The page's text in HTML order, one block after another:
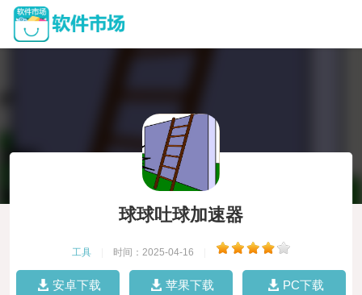
球球吐球加速器
工具 时间：2025-04-16
安卓下载 苹果下载 PC下载